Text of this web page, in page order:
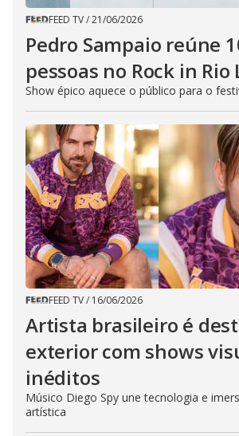
FEED TV/21/06/2026
Pedro Sampaio reúne
pessoas no Rock in Rio
Show épico aquece o público para o
FEED TV/ 16/06/2026
Artista brasileiro é
exterior com shows
inéditos
Músico Diego Spy une tecnologia e
artística